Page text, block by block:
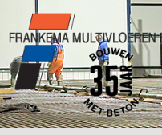
naar
hoofd
inhoud